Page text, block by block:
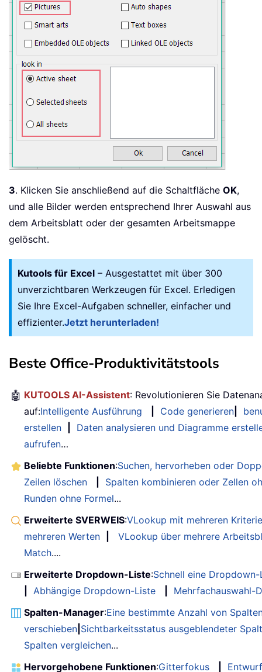
3. Klicken Sie anschließend auf die Schaltfläche OK,
und alle Bilder werden entsprechend Ihrer Auswahl aus
dem Arbeitsblatt oder der gesamten Arbeitsmappe
gelöscht.
Kutools für Excel – Ausgestattet mit über 300
unverzichtbaren Werkzeugen für Excel. Erledigen
Sie Ihre Excel-Aufgaben schneller, einfacher und
effizienter.Jetzt herunterladen!
Beste Office-Produktivitätstools
🤖 KUTOOLS AI-Assistent: Revolutionieren Sie
auf:Intelligente Ausführung Code generieren
erstellen
Daten analysieren und Diagramme
aufrufen…
Beliebte Funktionen:Suchen, hervorheben oder
Zeilen löschen
Spalten kombinieren oder Zellen
Runden ohne Formel...
Erweiterte SVERWEIS:VLookup mit mehreren
mehreren Werten
VLookup über mehrere
Match....
Erweiterte Dropdown-Liste:Schnell eine
Abhängige Dropdown-Liste
Mehrfachauswahl-
Spalten-Manager:Eine bestimmte Anzahl von
verschieben Sichtbarkeitsstatus ausgeblendeter
Spalten vergleichen...
Hervorgehobene Funktionen:Gitterfokus
Entwurf